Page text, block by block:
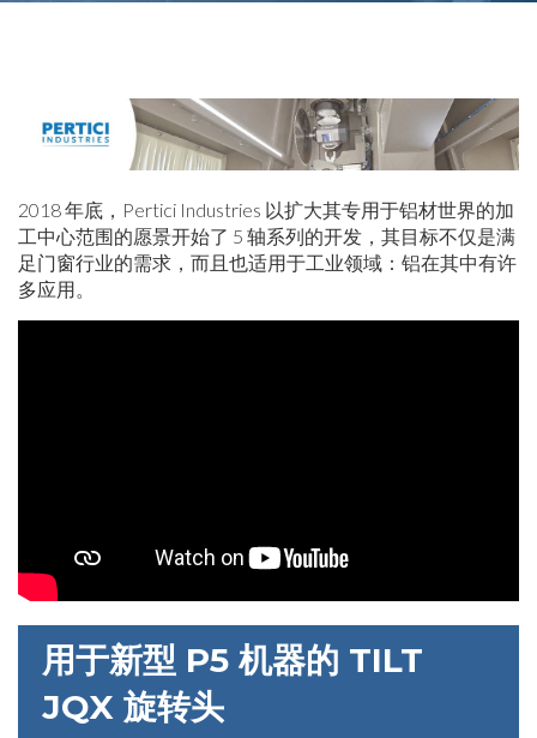
2018 年底，Pertici Industries 以扩大其专用于铝材世界的加
工中心范围的愿景开始了 5 轴系列的开发，其目标不仅是满
足门窗行业的需求，而且也适用于工业领域：铝在其中有许
多应用。
用于新型 P5 机器的 TILT
JQX 旋转头